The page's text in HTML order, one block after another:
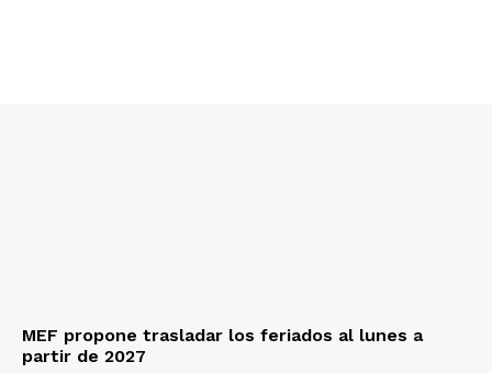
MEF propone trasladar los feriados al lunes a
partir de 2027